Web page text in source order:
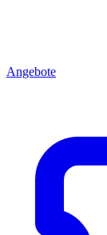
Angebote